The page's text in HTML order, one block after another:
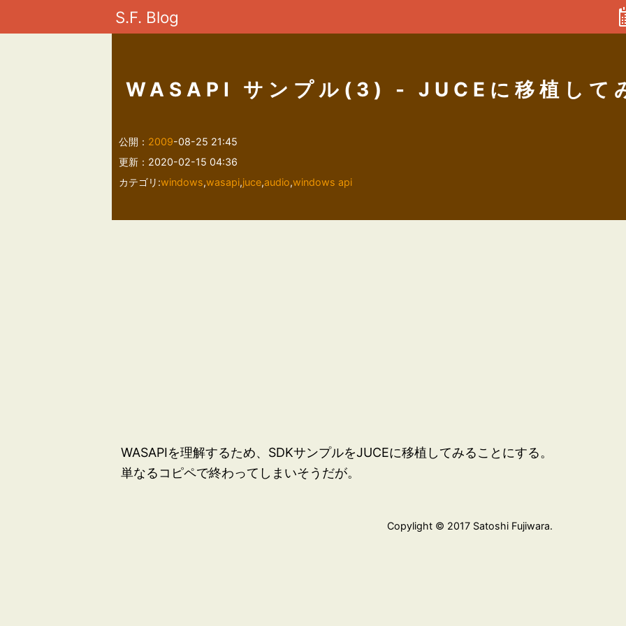
S.F. Blog
WASAPI サンプル(3) - JUCEに移植して
公開： 2009-08-25 21:45
更新：2020-02-15 04:36
カテゴリ:windows,wasapi,juce,audio,windows api
WASAPIを理解するため、SDKサンプルをJUCEに移植してみることにする。
単なるコピペで終わってしまいそうだが。
Copylight © 2017 Satoshi Fujiwara.